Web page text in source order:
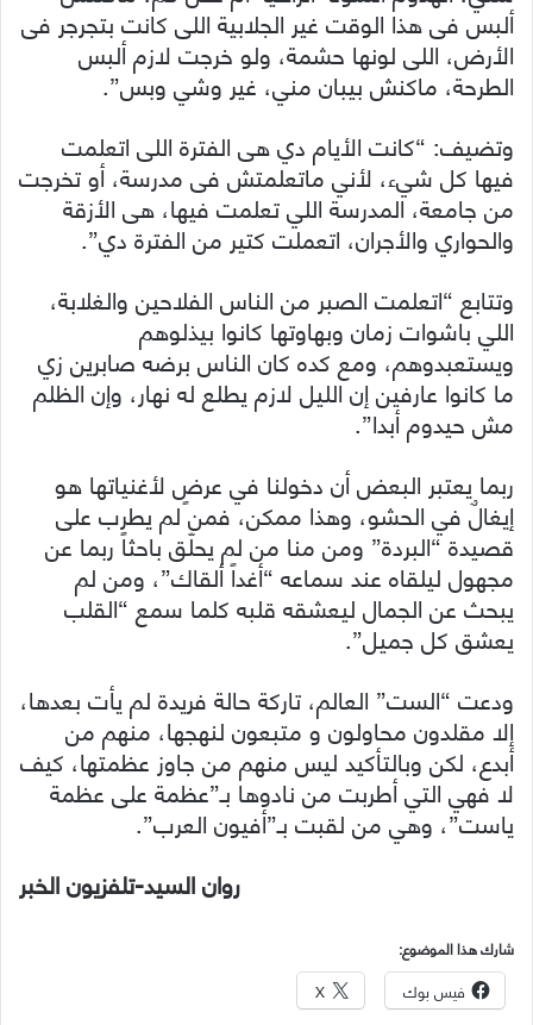
ألبس فى هذا الوقت غير الجلابية اللى كانت بتجرجر فى
الأرض، اللى لونها حشمة، ولو خرجت لازم ألبس
الطرحة، ماكنش بيبان مني، غير وشي وبس”.
وتضيف: “كانت الأيام دي هى الفترة اللى اتعلمت
فيها كل شيء، لأني ماتعلمتش فى مدرسة، أو تخرجت
من جامعة، المدرسة اللي تعلمت فيها، هى الأزقة
والحواري والأجران، اتعملت كتير من الفترة دي”.
وتتابع “اتعلمت الصبر من الناس الفلاحين والغلابة،
اللي باشوات زمان وبهاوتها كانوا بيذلوهم
ويستعبدوهم، ومع كده كان الناس برضه صابرين زي
ما كانوا عارفين إن الليل لازم يطلع له نهار، وإن الظلم
مش حيدوم أبدا”.
ربما يعتبر البعض أن دخولنا في عرضٍ لأغنياتها هو
إيغالٌ في الحشو، وهذا ممكن، فمن لم يطرب على
قصيدة “البردة” ومن منا من لم يحلّق باحثاً ربما عن
مجهول ليلقاه عند سماعه “أغداً ألقاك”، ومن لم
يبحث عن الجمال ليعشقه قلبه كلما سمع “القلب
يعشق كل جميل”.
ودعت “الست” العالم، تاركة حالة فريدة لم يأت بعدها،
إلا مقلدون محاولون و متبعون لنهجها، منهم من
أبدع، لكن وبالتأكيد ليس منهم من جاوز عظمتها، كيف
لا فهي التي أطربت من نادوها بـ”عظمة على عظمة
ياست”، وهي من لقبت بـ”أفيون العرب”.
روان السيد-تلفزيون الخبر
شارك هذا الموضوع:
فيس بوك X